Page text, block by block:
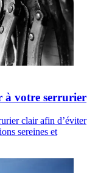
à votre serrurier
clair afin d’éviter
sereines et